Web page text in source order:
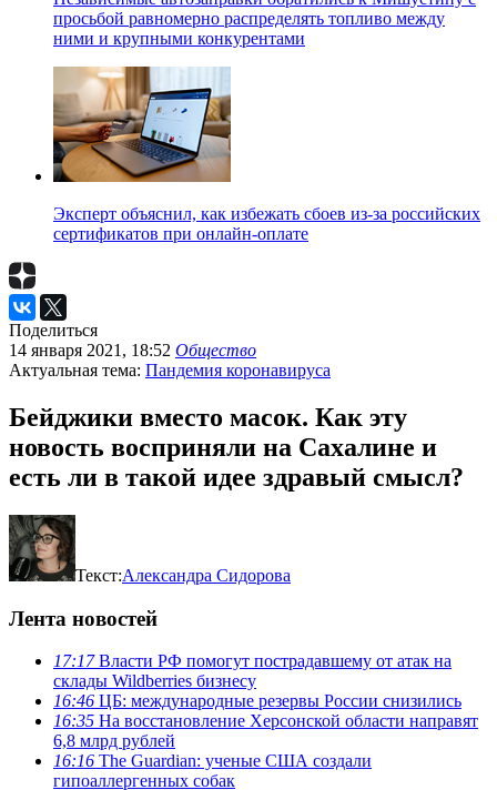
просьбой равномерно распределять топливо между
ними и крупными конкурентами
Эксперт объяснил, как избежать сбоев из-за российских
сертификатов при онлайн-оплате
Поделиться
14 января 2021, 18:52 Общество
Актуальная тема: Пандемия коронавируса
Бейджики вместо масок. Как эту
новость восприняли на Сахалине и
есть ли в такой идее здравый смысл?
Текст:Александра Сидорова
Лента новостей
17:17Власти РФ помогут пострадавшему от атак на
склады Wildberries бизнесу
16:46 ЦБ: международные резервы России снизились
16:35 На восстановление Херсонской области направят
6,8 млрд рублей
16:16 The Guardian: ученые США создали
гипоаллергенных собак